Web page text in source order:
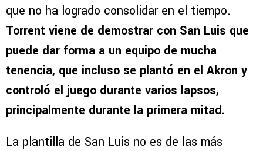
que no ha logrado consolidar en el tiempo.
Torrent viene de demostrar con San Luis que
puede dar forma a un equipo de mucha
tenencia, que incluso se plantó en el Akron y
controló el juego durante varios lapsos,
principalmente durante la primera mitad.
La plantilla de San Luis no es de las más